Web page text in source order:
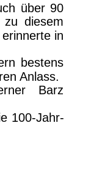
über 90
zu diesem
erinnerte in
bestens
Anlass.
Barz
100-Jahr-